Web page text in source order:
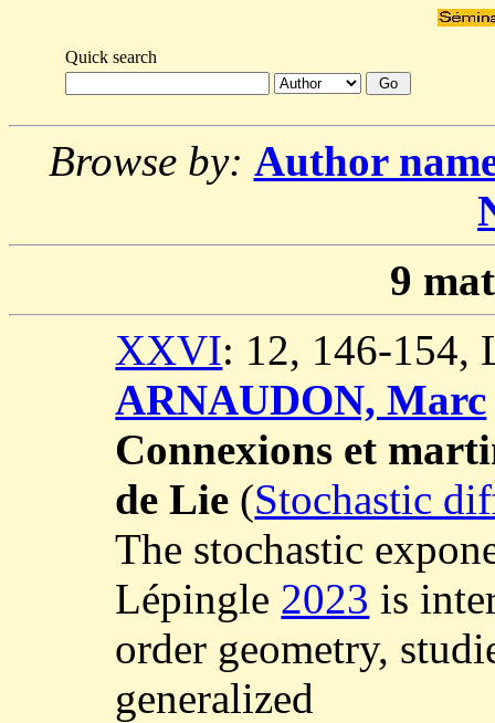
Quick search
Browse by: Author
9
XXVI: 12, 146-154,
ARNAUDON, Marc
Connexions et
de Lie (Stochastic
The stochastic
Lépingle 2023 is
order geometry,
generalized